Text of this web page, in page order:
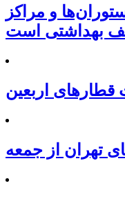
و مراکز
بهداشتی است
تهران از جمعه